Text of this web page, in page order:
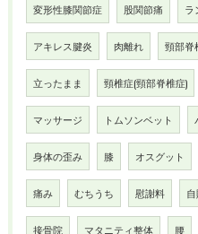
変形性膝関節症 股関節痛 ラ
アキレス腱炎 肉離れ 頸部脊
立ったまま 頸椎症(頸部脊椎症)
マッサージ トムソンベット
身体の歪み 膝 オスグット
痛み むちうち 慰謝料
接骨院 マタニティ整体 腰